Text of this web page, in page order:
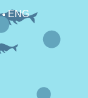
ENG